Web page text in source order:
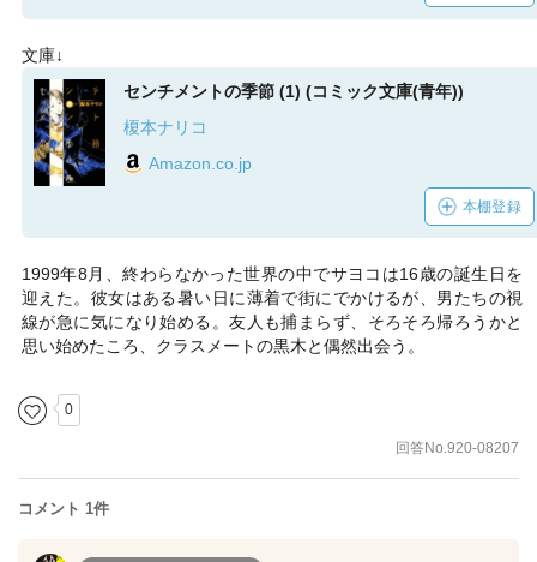
文庫↓
センチメントの季節 (1) (コミック文庫(青年))
榎本ナリコ
Amazon.co.jp
本棚登録
1999年8月、終わらなかった世界の中でサヨコは16歳の誕生日を
迎えた。彼女はある暑い日に薄着で街にでかけるが、男たちの視
線が急に気になり始める。友人も捕まらず、そろそろ帰ろうかと
思い始めたころ、クラスメートの黒木と偶然出会う。
0
回答No.920-08207
コメント 1件